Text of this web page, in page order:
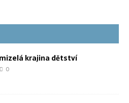
krajina dětství
0